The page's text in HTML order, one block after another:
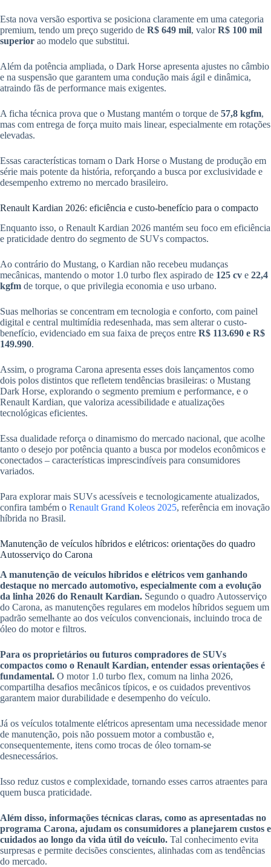
Esta nova versão esportiva se posiciona claramente em uma categoria
premium, tendo um preço sugerido de R$ 649 mil, valorR$ 100 mil
superior ao modelo que substitui.
Além da potência ampliada, o Dark Horse apresenta ajustes no câmbio
e na suspensão que garantem uma condução mais ágil e dinâmica,
atraindo fãs de performance mais exigentes.
A ficha técnica prova que o Mustang mantém o torque de 57,8 kgfm,
mas com entrega de força muito mais linear, especialmente em rotações
elevadas.
Essas características tornam o Dark Horse o Mustang de produção em
série mais potente da história, reforçando a busca por exclusividade e
desempenho extremo no mercado brasileiro.
Renault Kardian 2026: eficiência e custo-benefício para o compacto
Enquanto isso, o Renault Kardian 2026 mantém seu foco em eficiência
e praticidade dentro do segmento de SUVs compactos.
Ao contrário do Mustang, o Kardian não recebeu mudanças
mecânicas, mantendo o motor 1.0 turbo flex aspirado de 125 cv e 22,4
kgfm de torque, o que privilegia economia e uso urbano.
Suas melhorias se concentram em tecnologia e conforto, com painel
digital e central multimídia redesenhada, mas sem alterar o custo-
benefício, evidenciado em sua faixa de preços entre R$ 113.690 e R$
149.990.
Assim, o programa Carona apresenta esses dois lançamentos como
dois polos distintos que refletem tendências brasileiras: o Mustang
Dark Horse, explorando o segmento premium e performance, e o
Renault Kardian, que valoriza acessibilidade e atualizações
tecnológicas eficientes.
Essa dualidade reforça o dinamismo do mercado nacional, que acolhe
tanto o desejo por potência quanto a busca por modelos econômicos e
conectados – características imprescindíveis para consumidores
variados.
Para explorar mais SUVs acessíveis e tecnologicamente atualizados,
confira também o Renault Grand Koleos 2025, referência em inovação
híbrida no Brasil.
Manutenção de veículos híbridos e elétricos: orientações do quadro
Autosserviço do Carona
A manutenção de veículos híbridos e elétricos vem ganhando
destaque no mercado automotivo, especialmente com a evolução
da linha 2026 do Renault Kardian. Segundo o quadro Autosserviço
do Carona, as manutenções regulares em modelos híbridos seguem um
padrão semelhante ao dos veículos convencionais, incluindo troca de
óleo do motor e filtros.
Para os proprietários ou futuros compradores de SUVs
compactos como o Renault Kardian, entender essas orientações é
fundamental. O motor 1.0 turbo flex, comum na linha 2026,
compartilha desafios mecânicos típicos, e os cuidados preventivos
garantem maior durabilidade e desempenho do veículo.
Já os veículos totalmente elétricos apresentam uma necessidade menor
de manutenção, pois não possuem motor a combustão e,
consequentemente, itens como trocas de óleo tornam-se
desnecessários.
Isso reduz custos e complexidade, tornando esses carros atraentes para
quem busca praticidade.
Além disso, informações técnicas claras, como as apresentadas no
programa Carona, ajudam os consumidores a planejarem custos e
cuidados ao longo da vida útil do veículo. Tal conhecimento evita
surpresas e permite decisões conscientes, alinhadas com as tendências
do mercado.